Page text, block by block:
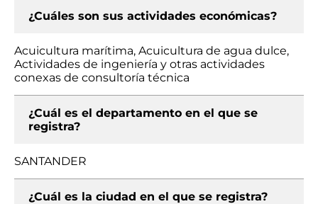
¿Cuáles son sus actividades económicas?
Acuicultura marítima, Acuicultura de agua dulce,
Actividades de ingeniería y otras actividades
conexas de consultoría técnica
¿Cuál es el departamento en el que se
registra?
SANTANDER
¿Cuál es la ciudad en el que se registra?